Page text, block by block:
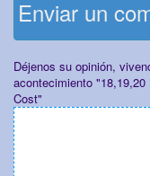
Enviar un
Déjenos su opinión,
acontecimiento
Cost"